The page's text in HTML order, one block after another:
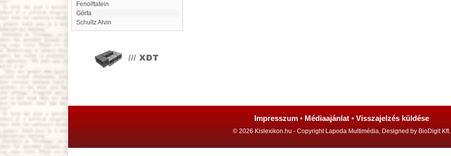
fenolftatein
Górfa
Schultz Alvin
Impresszum • Médiaajánlat • Visszajelzés küldése
© 2026 Kislexikon.hu - Copyright Lapoda Multimédia, Designed by BioDigit Kft.